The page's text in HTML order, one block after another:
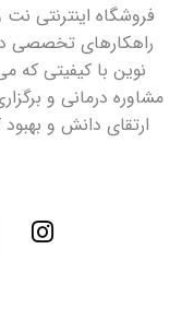
فروشگاه اینترنتی
راهکارهای تخصصی
نوین با کیفیتی که
مشاوره درمانی و
ارتقای دانش و